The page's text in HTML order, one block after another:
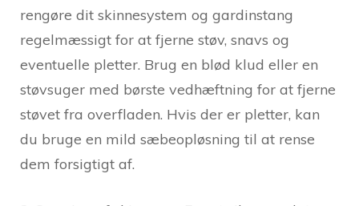
rengøre dit skinnesystem og gardinstang
regelmæssigt for at fjerne støv, snavs og
eventuelle pletter. Brug en blød klud eller en
støvsuger med børste vedhæftning for at fjerne
støvet fra overfladen. Hvis der er pletter, kan
du bruge en mild sæbeopløsning til at rense
dem forsigtigt af.